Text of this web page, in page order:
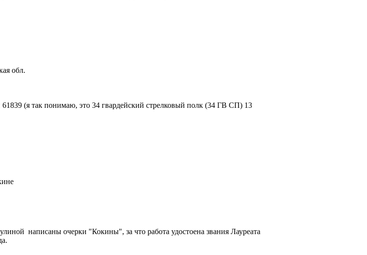
обл.
(я так понимаю, это 34 гвардейский стрелковый полк (34 ГВ СП) 13
написаны очерки "Кокины", за что работа удостоена звания Лауреата